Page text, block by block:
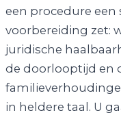
een procedure
voorbereiding zet:
juridische
de doorlooptijd en
in heldere taal. U